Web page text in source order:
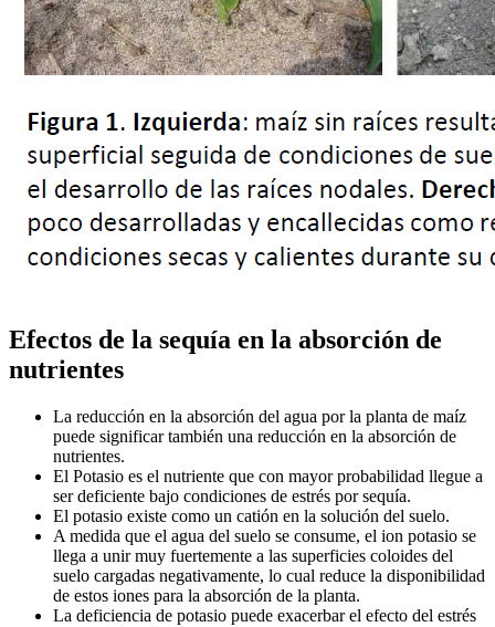
Efectos de la sequía en la absorción de
nutrientes
La reducción en la absorción del agua por la planta de maíz
puede significar también una reducción en la absorción de
nutrientes.
El Potasio es el nutriente que con mayor probabilidad llegue a
ser deficiente bajo condiciones de estrés por sequía.
El potasio existe como un catión en la solución del suelo.
A medida que el agua del suelo se consume, el ion potasio se
llega a unir muy fuertemente a las superficies coloides del
suelo cargadas negativamente, lo cual reduce la disponibilidad
de estos iones para la absorción de la planta.
La deficiencia de potasio puede exacerbar el efecto del estrés